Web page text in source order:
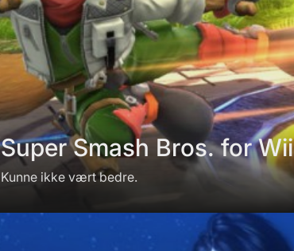
Super Smash Bros. for
Kunne ikke vært bedre.